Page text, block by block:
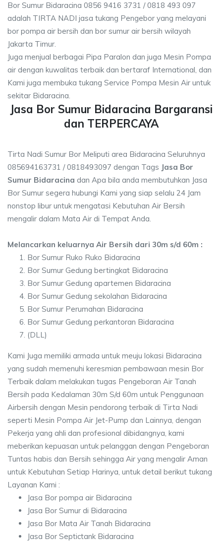
Bor Sumur Bidaracina 0856 9416 3731 / 0818 493 097
adalah TIRTA NADI jasa tukang Pengebor yang melayani
bor pompa air bersih dan bor sumur air bersih wilayah
Jakarta Timur.
Juga menjual berbagai Pipa Paralon dan juga Mesin Pompa
air dengan kuwalitas terbaik dan bertaraf International, dan
Kami juga membuka tukang Service Pompa Mesin Air untuk
sekitar Bidaracina.
Jasa Bor Sumur Bidaracina Bargaransi
dan TERPERCAYA
Tirta Nadi Sumur Bor Meliputi area Bidaracina Seluruhnya
085694163731 / 0818493097 dengan Tags Jasa Bor
Sumur Bidaracina dan Apa bila anda membutuhkan Jasa
Bor Sumur segera hubungi Kami yang siap selalu 24 Jam
nonstop libur untuk mengatasi Kebutuhan Air Bersih
mengalir dalam Mata Air di Tempat Anda.
Melancarkan keluarnya Air Bersih dari 30m s/d 60m :
Bor Sumur Ruko Ruko Bidaracina
Bor Sumur Gedung bertingkat Bidaracina
Bor Sumur Gedung apartemen Bidaracina
Bor Sumur Gedung sekolahan Bidaracina
Bor Sumur Perumahan Bidaracina
Bor Sumur Gedung perkantoran Bidaracina
(DLL)
Kami Juga memiliki armada untuk meuju lokasi Bidaracina
yang sudah memenuhi keresmian pembawaan mesin Bor
Terbaik dalam melakukan tugas Pengeboran Air Tanah
Bersih pada Kedalaman 30m S/d 60m untuk Penggunaan
Airbersih dengan Mesin pendorong terbaik di Tirta Nadi
seperti Mesin Pompa Air Jet-Pump dan Lainnya, dengan
Pekerja yang ahli dan profesional dibidangnya, kami
meberikan kepuasan untuk pelanggan dengan Pengeboran
Tuntas habis dan Bersih sehingga Air yang mengalir Aman
untuk Kebutuhan Setiap Harinya, untuk detail berikut tukang
Layanan Kami :
Jasa Bor pompa air Bidaracina
Jasa Bor Sumur di Bidaracina
Jasa Bor Mata Air Tanah Bidaracina
Jasa Bor Septictank Bidaracina